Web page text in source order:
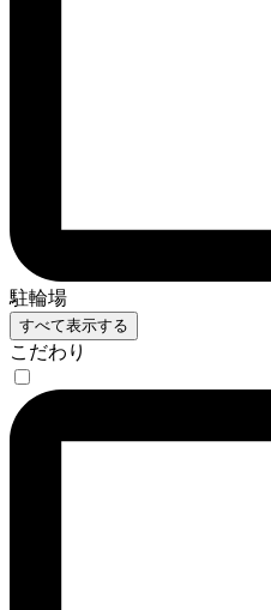
駐輪場
すべて表示する
こだわり